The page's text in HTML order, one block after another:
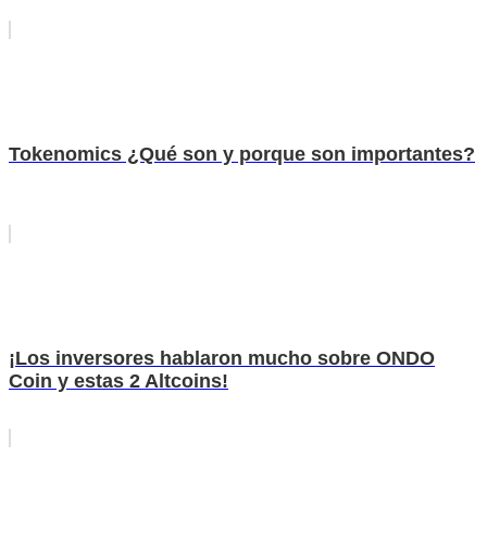
Tokenomics ¿Qué son y porque son importantes?
¡Los inversores hablaron mucho sobre ONDO
Coin y estas 2 Altcoins!